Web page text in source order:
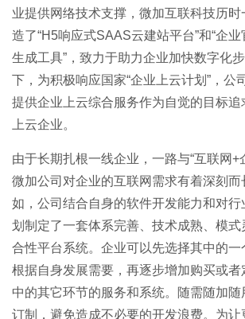
业提供网络技术支撑，微加互联科技历
造了“H5响应式SAAS云建站平台”和“企
生成工具”，致力于助力企业加快数字化
下，为积极响应国家“企业上云计划”，公
提供企业上云综合服务作为自觉的目标
上云企业。
由于长期扎根一线企业，一路与“互联网+
微加公司对企业的互联网需求有着深刻而
如，公司结合自身的软件开发能力和对
划制定了一套体系完善、技术成熟、模式
合性平台系统。企业可以先选择其中的
根据自身发展需要，再逐步增加购买或者
中的其它环节的服务和系统。随需随加
订制，避免造成不必要的开发浪费。为